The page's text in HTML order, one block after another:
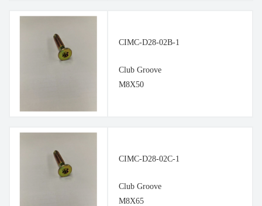
CIMC-D28-02B-1
Club Groove
M8X50
CIMC-D28-02C-1
Club Groove
M8X65